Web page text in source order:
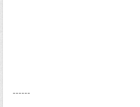
------